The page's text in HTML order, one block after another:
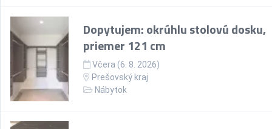
Dopytujem: okrúhlu stolovú dosku,
priemer 121 cm
Včera (6. 8. 2026)
Prešovský kraj
Nábytok